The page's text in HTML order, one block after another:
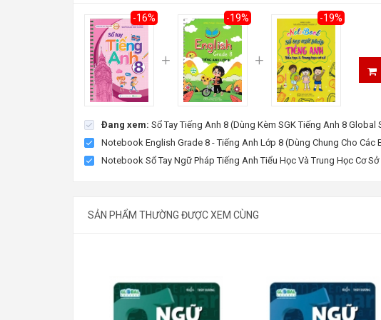
-16% -19% -19%
Đang xem: Sổ Tay Tiếng Anh 8 (Dùng Kèm SGK Tiếng Anh 8
Notebook English Grade 8 - Tiếng Anh Lớp 8 (Dùng Chung Cho Các
Notebook Sổ Tay Ngữ Pháp Tiếng Anh Tiểu Học Và Trung Học Cơ Sở
SẢN PHẨM THƯỜNG ĐƯỢC XEM CÙNG